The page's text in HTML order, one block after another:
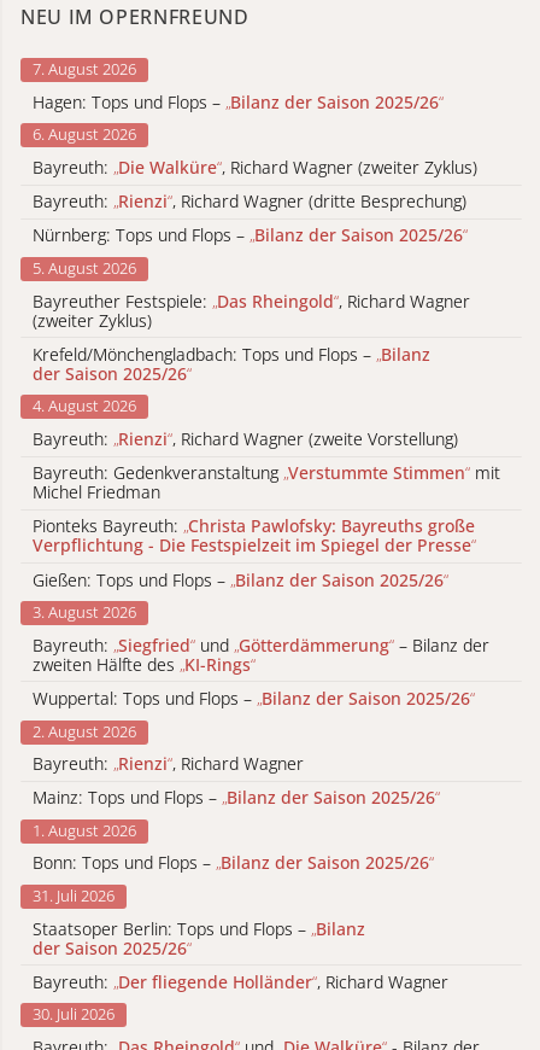
NEU IM OPERNFREUND
7. August 2026
Hagen: Tops und Flops – „Bilanz der Saison 2025/26“
6. August 2026
Bayreuth: „Die Walküre“, Richard Wagner (zweiter Zyklus)
Bayreuth: „Rienzi“, Richard Wagner (dritte Besprechung)
Nürnberg: Tops und Flops – „Bilanz der Saison 2025/26“
5. August 2026
Bayreuther Festspiele: „Das Rheingold“, Richard Wagner
(zweiter Zyklus)
Krefeld/Mönchengladbach: Tops und Flops – „Bilanz
der Saison 2025/26“
4. August 2026
Bayreuth: „Rienzi“, Richard Wagner (zweite Vorstellung)
Bayreuth: Gedenkveranstaltung „Verstummte Stimmen“ mit
Michel Friedman
Pionteks Bayreuth: „Christa Pawlofsky: Bayreuths große
Verpflichtung - Die Festspielzeit im Spiegel der Presse“
Gießen: Tops und Flops – „Bilanz der Saison 2025/26“
3. August 2026
Bayreuth: „Siegfried“ und „Götterdämmerung“ – Bilanz der
zweiten Hälfte des „KI-Rings“
Wuppertal: Tops und Flops – „Bilanz der Saison 2025/26“
2. August 2026
Bayreuth: „Rienzi“, Richard Wagner
Mainz: Tops und Flops – „Bilanz der Saison 2025/26“
1. August 2026
Bonn: Tops und Flops – „Bilanz der Saison 2025/26“
31. Juli 2026
Staatsoper Berlin: Tops und Flops – „Bilanz
der Saison 2025/26“
Bayreuth: „Der fliegende Holländer“, Richard Wagner
30. Juli 2026